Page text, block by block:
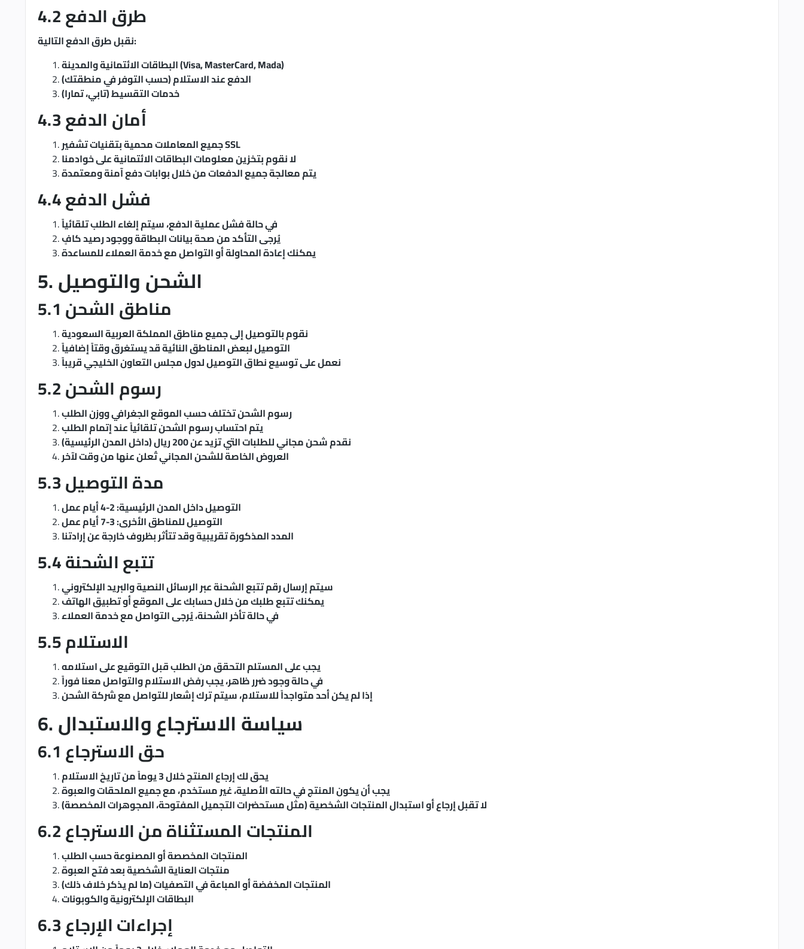
4.2 طرق الدفع
نقبل طرق الدفع التالية:
البطاقات الائتمانية والمدينة (Visa, MasterCard, Mada)
الدفع عند الاستلام (حسب التوفر في منطقتك)
خدمات التقسيط (تابي، تمارا)
4.3 أمان الدفع
جميع المعاملات محمية بتقنيات تشفير SSL
لا نقوم بتخزين معلومات البطاقات الائتمانية على خوادمنا
يتم معالجة جميع الدفعات من خلال بوابات دفع آمنة ومعتمدة
4.4 فشل الدفع
في حالة فشل عملية الدفع، سيتم إلغاء الطلب تلقائياً
يُرجى التأكد من صحة بيانات البطاقة ووجود رصيد كافٍ
يمكنك إعادة المحاولة أو التواصل مع خدمة العملاء للمساعدة
5. الشحن والتوصيل
5.1 مناطق الشحن
نقوم بالتوصيل إلى جميع مناطق المملكة العربية السعودية
التوصيل لبعض المناطق النائية قد يستغرق وقتاً إضافياً
نعمل على توسيع نطاق التوصيل لدول مجلس التعاون الخليجي قريباً
5.2 رسوم الشحن
رسوم الشحن تختلف حسب الموقع الجغرافي ووزن الطلب
يتم احتساب رسوم الشحن تلقائياً عند إتمام الطلب
نقدم شحن مجاني للطلبات التي تزيد عن 200 ريال (داخل المدن الرئيسية)
العروض الخاصة للشحن المجاني تُعلن عنها من وقت لآخر
5.3 مدة التوصيل
التوصيل داخل المدن الرئيسية: 2-4 أيام عمل
التوصيل للمناطق الأخرى: 3-7 أيام عمل
المدد المذكورة تقريبية وقد تتأثر بظروف خارجة عن إرادتنا
5.4 تتبع الشحنة
سيتم إرسال رقم تتبع الشحنة عبر الرسائل النصية والبريد الإلكتروني
يمكنك تتبع طلبك من خلال حسابك على الموقع أو تطبيق الهاتف
في حالة تأخر الشحنة، يُرجى التواصل مع خدمة العملاء
5.5 الاستلام
يجب على المستلم التحقق من الطلب قبل التوقيع على استلامه
في حالة وجود ضرر ظاهر، يجب رفض الاستلام والتواصل معنا فوراً
إذا لم يكن أحد متواجداً للاستلام، سيتم ترك إشعار للتواصل مع شركة الشحن
6. سياسة الاسترجاع والاستبدال
6.1 حق الاسترجاع
يحق لك إرجاع المنتج خلال 3 يوماً من تاريخ الاستلام
يجب أن يكون المنتج في حالته الأصلية، غير مستخدم، مع جميع الملحقات والعبوة
لا تقبل إرجاع أو استبدال المنتجات الشخصية (مثل مستحضرات التجميل المفتوحة، المجوهرات المخصصة)
6.2 المنتجات المستثناة من الاسترجاع
المنتجات المخصصة أو المصنوعة حسب الطلب
منتجات العناية الشخصية بعد فتح العبوة
المنتجات المخفضة أو المباعة في التصفيات (ما لم يذكر خلاف ذلك)
البطاقات الإلكترونية والكوبونات
6.3 إجراءات الإرجاع